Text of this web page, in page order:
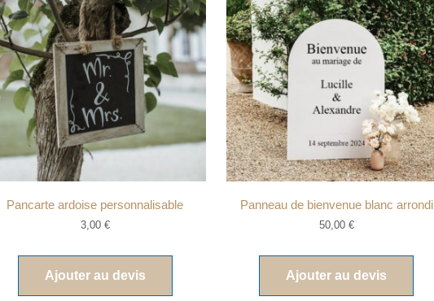
Pancarte ardoise personnalisable
3,00 €
Ajouter au devis
Panneau de bienvenue blanc arrondi
50,00 €
Ajouter au devis